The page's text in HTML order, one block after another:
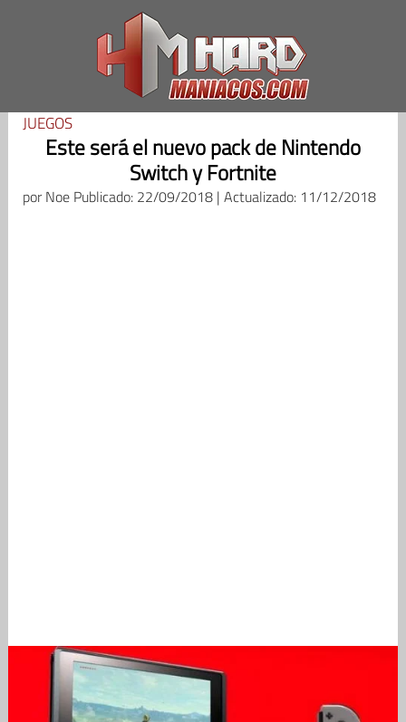
JUEGOS
Este será el nuevo pack de Nintendo
Switch y Fortnite
porNoe Publicado: 22/09/2018 | Actualizado: 11/12/2018